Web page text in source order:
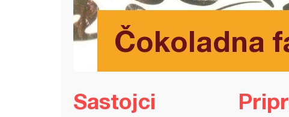
Čokoladna
Sastojci